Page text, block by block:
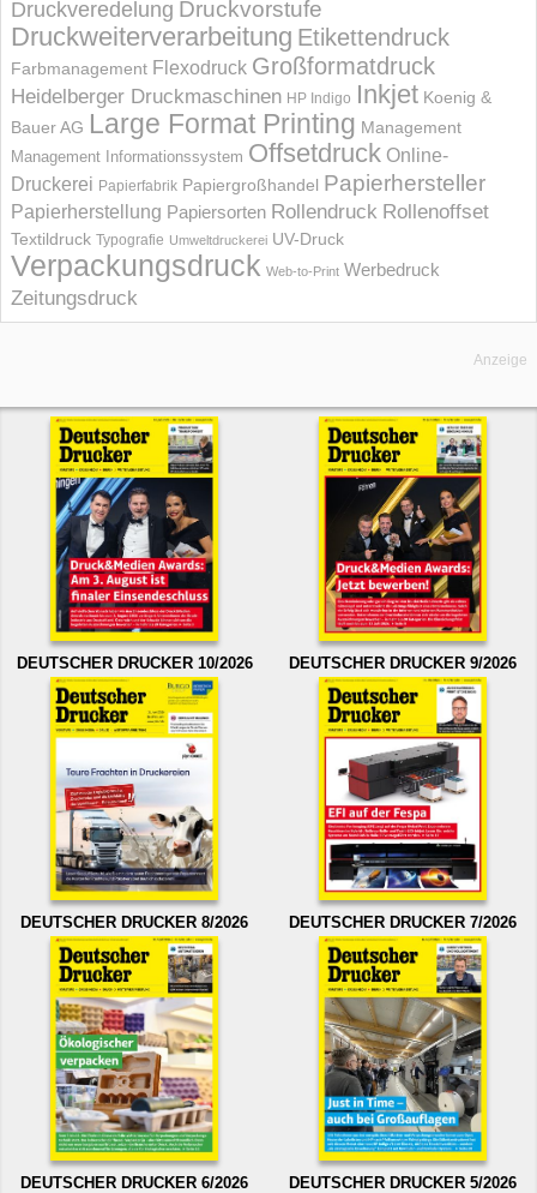
Druckveredelung Druckvorstufe
Druckweiterverarbeitung Etikettendruck
Farbmanagement Flexodruck Großformatdruck
Heidelberger Druckmaschinen HP Indigo Inkjet Koenig &
Bauer AG Large Format Printing Management
Management Informations­system Offsetdruck Online-
Druckerei Papierfabrik Papiergroßhandel Papierhersteller
Papierherstellung Papiersorten Rollendruck Rollenoffset
Textildruck Typografie Umweltdruckerei UV-Druck
Verpackungsdruck Web-to-Print Werbedruck
Zeitungsdruck
Anzeige
DEUTSCHER DRUCKER 10/2026 DEUTSCHER DRUCKER 9/2026
DEUTSCHER DRUCKER 8/2026 DEUTSCHER DRUCKER 7/2026
DEUTSCHER DRUCKER 6/2026 DEUTSCHER DRUCKER 5/2026